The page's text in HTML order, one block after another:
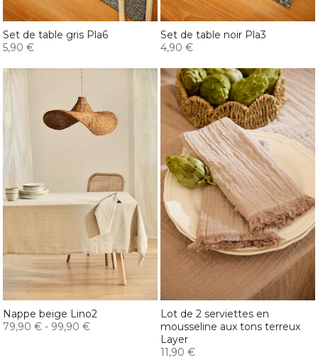
Set de table gris Pla6
5,90 €
Set de table noir Pla3
4,90 €
Nappe beige Lino2
79,90 € - 99,90 €
Lot de 2 serviettes en
mousseline aux tons terreux
Layer
11,90 €